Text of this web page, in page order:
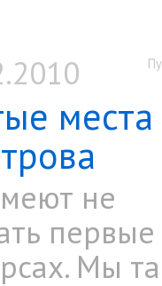
места
не
первые
Мы